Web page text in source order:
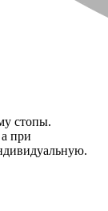
стопы.
при